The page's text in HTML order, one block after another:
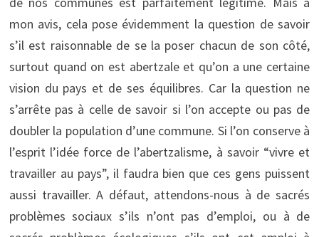
mon avis, cela pose évidemment la question de savoir
s’il est raisonnable de se la poser chacun de son côté,
surtout quand on est abertzale et qu’on a une certaine
vision du pays et de ses équilibres. Car la question ne
s’arrête pas à celle de savoir si l’on accepte ou pas de
doubler la population d’une commune. Si l’on conserve à
l’esprit l’idée force de l’abertzalisme, à savoir “vivre et
travailler au pays”, il faudra bien que ces gens puissent
aussi travailler. A défaut, attendons-nous à de sacrés
problèmes sociaux s’ils n’ont pas d’emploi, ou à de